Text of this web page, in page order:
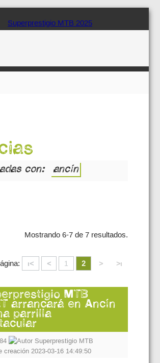
con: ancín
Mostrando 6-7 de 7 resultados.
ι< < 1 2 > >ι
MTB
arrancará en Ancín
parrilla
Superprestigio MTB
2023-03-16 14:49:50